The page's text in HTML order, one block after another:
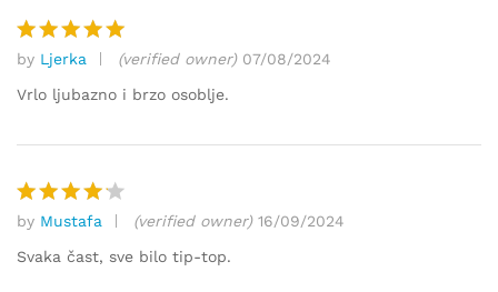
Ocjenjeno
5od 5
by Ljerka (verified owner) 07/08/2024
Vrlo ljubazno i brzo osoblje.
Ocjenjen
o4od
by Mustafa (verified owner) 16/09/2024
Svaka čast, sve bilo tip-top.